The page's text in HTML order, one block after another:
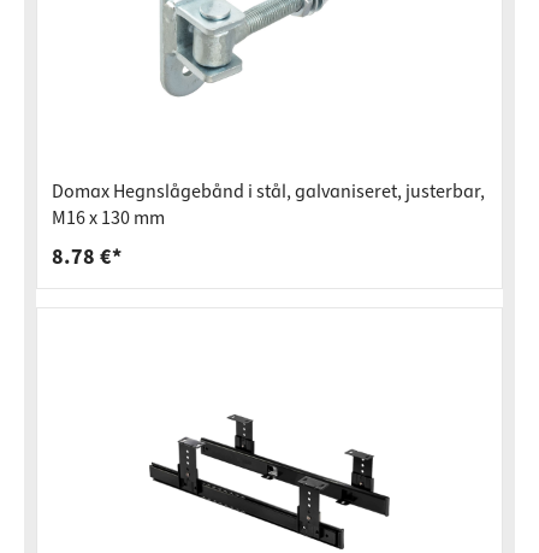
Domax Hegnslågebånd i stål, galvaniseret, justerbar,
M16 x 130 mm
8.78 €*